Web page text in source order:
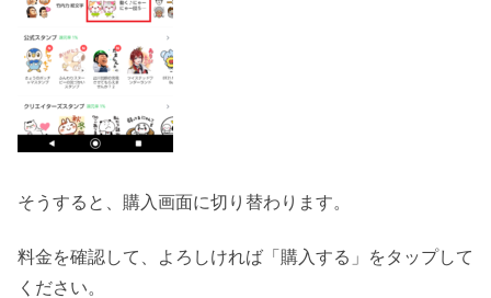
そうすると、購入画面に切り替わります。
料金を確認して、よろしければ「購入する」をタップして
ください。